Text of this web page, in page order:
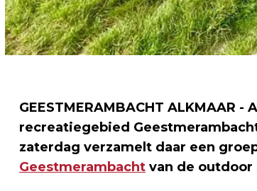
GEESTMERAMBACHT
recreatiegebied
zaterdag verzamelt daar een
Geestmerambacht van de